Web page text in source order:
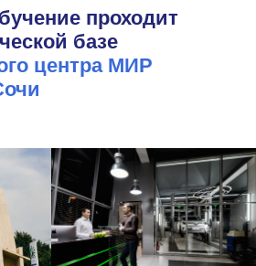
проходит
базе
центра МИР